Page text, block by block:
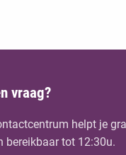
vraag?
helpt je
bereikbaar tot 12:30u.